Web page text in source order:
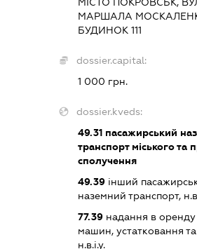
МАРШАЛА
БУДИНОК 111
dossier.capital:
1 000 грн.
dossier.kveds:
49.31 пасажирський
транспорт міського та
сполучення
49.39 інший
наземний транспорт,
77.39 надання в
машин, устатковання та
н.в.і.у.